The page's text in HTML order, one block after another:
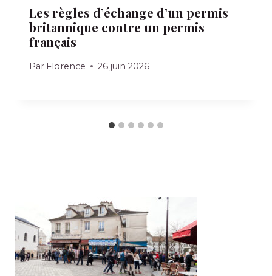
Les règles d’échange d’un permis
britannique contre un permis
français
Par Florence 26 juin 2026